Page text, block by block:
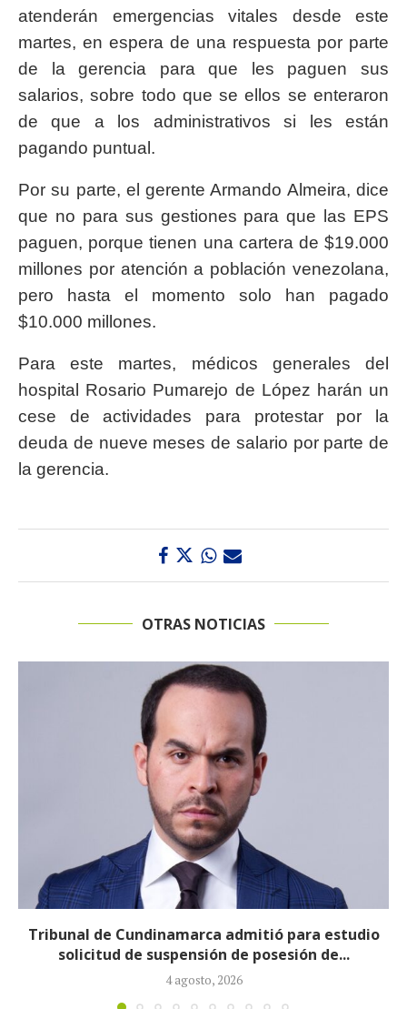
atenderán emergencias vitales desde este
martes, en espera de una respuesta por parte
de la gerencia para que les paguen sus
salarios, sobre todo que se ellos se enteraron
de que a los administrativos si les están
pagando puntual.
Por su parte, el gerente Armando Almeira, dice
que no para sus gestiones para que las EPS
paguen, porque tienen una cartera de $19.000
millones por atención a población venezolana,
pero hasta el momento solo han pagado
$10.000 millones.
Para este martes, médicos generales del
hospital Rosario Pumarejo de López harán un
cese de actividades para protestar por la
deuda de nueve meses de salario por parte de
la gerencia.
OTRAS NOTICIAS
Reducirán afiliados de la Nueva EPS: propuesta de
la ministra de Salud...
3 agosto, 2026